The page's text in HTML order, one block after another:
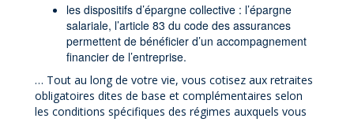
les dispositifs d’épargne collective : l’épargne
salariale, l’article 83 du code des assurances
permettent de bénéficier d’un accompagnement
financier de l’entreprise.
… Tout au long de votre vie, vous cotisez aux retraites
obligatoires dites de base et complémentaires selon
les conditions spécifiques des régimes auxquels vous